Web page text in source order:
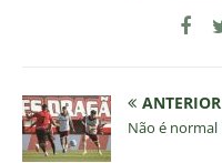
ANTERIOR
Não é normal